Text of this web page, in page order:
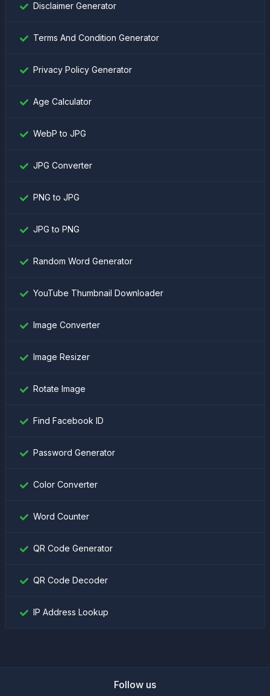
Disclaimer Generator
Terms And Condition Generator
Privacy Policy Generator
Age Calculator
WebP to JPG
JPG Converter
PNG to JPG
JPG to PNG
Random Word Generator
YouTube Thumbnail Downloader
Image Converter
Image Resizer
Rotate Image
Find Facebook ID
Password Generator
Color Converter
Word Counter
QR Code Generator
QR Code Decoder
IP Address Lookup
Follow us